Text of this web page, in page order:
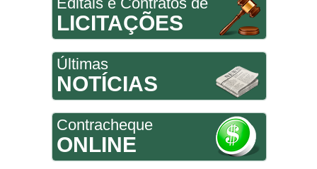
LICITAÇÕES
Últimas
NOTÍCIAS
Contracheque
ONLINE